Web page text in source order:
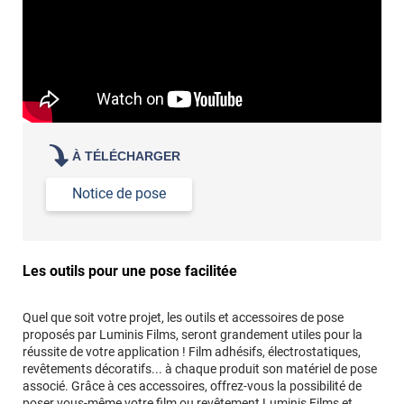
À TÉLÉCHARGER
Notice de pose
Les outils pour une pose facilitée
Quel que soit votre projet, les outils et accessoires de pose
proposés par Luminis Films, seront grandement utiles pour la
réussite de votre application ! Film adhésifs, électrostatiques,
revêtements décoratifs... à chaque produit son matériel de pose
associé. Grâce à ces accessoires, offrez-vous la possibilité de